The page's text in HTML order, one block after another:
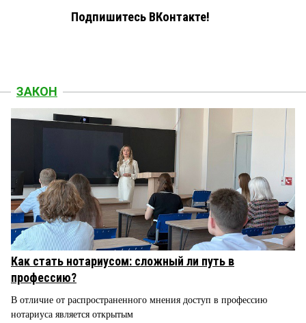
Подпишитесь ВКонтакте!
ЗАКОН
Как стать нотариусом: сложный ли путь в
профессию?
В отличие от распространенного мнения доступ в профессию
нотариуса является открытым